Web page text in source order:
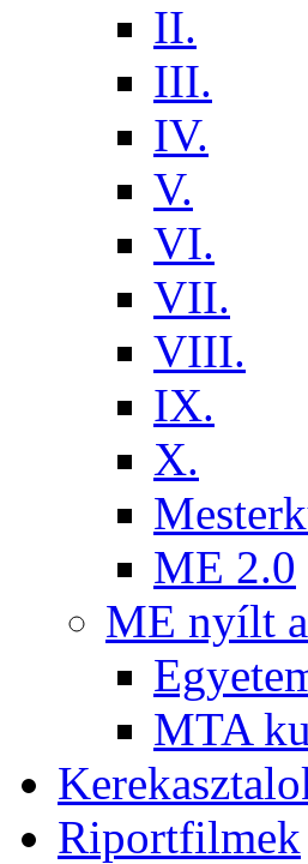
II.
III.
IV.
V.
VI.
VII.
VIII.
IX.
X.
ME 2.0
ME nyílt
MTA
Riportfilmek